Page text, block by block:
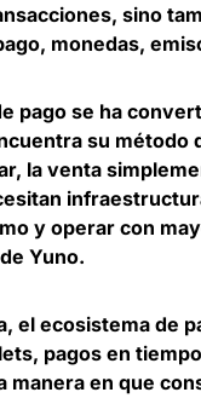
sino
monedas,
pago se ha
su método
la venta
y operar con
Yuno.
el ecosistema de
pagos en
manera en que